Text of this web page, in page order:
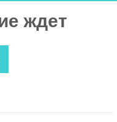
ждет